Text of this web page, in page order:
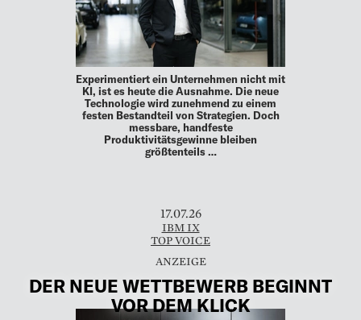
Experimentiert ein Unternehmen nicht mit
KI, ist es heute die Ausnahme. Die neue
Technologie wird zunehmend zu einem
festen Bestandteil von Strategien. Doch
messbare, handfeste
Produktivitätsgewinne bleiben
größtenteils …
17.07.26
IBM IX
TOP VOICE
DER NEUE WETTBEWERB BEGINNT
VOR DEM KLICK